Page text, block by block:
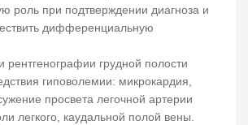
роль при подтверждении диагноза и
дифференциальную
рентгенографии грудной полости
гиповолемии: микрокардия,
просвета легочной артерии
легкого, каудальной полой вены.